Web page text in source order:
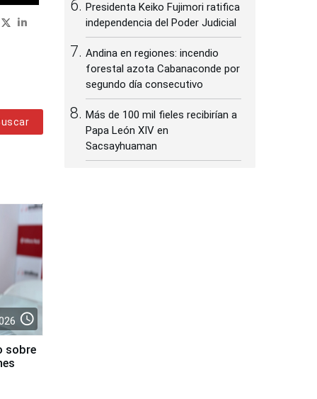
access_time
sobre
Presidenta Keiko Fujimori ratifica
independencia del Poder Judicial
Andina en regiones: incendio
forestal azota Cabanaconde por
segundo día consecutivo
Más de 100 mil fieles recibirían a
Papa León XIV en
Sacsayhuaman